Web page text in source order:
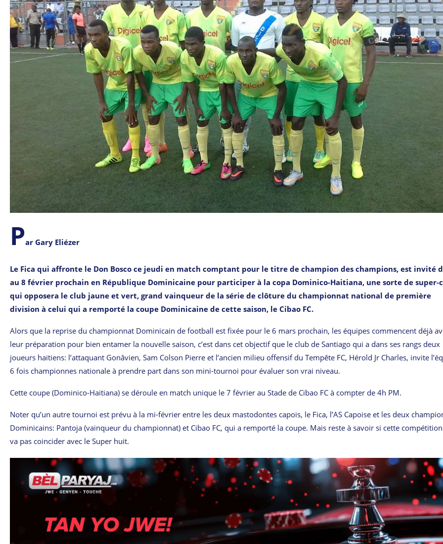
Par Gary Eliézer
Le Fica qui affronte le Don Bosco ce jeudi en match comptant pour le titre de champion des champions, est invité
au 8 février prochain en République Dominicaine pour participer à la copa Dominico-Haitiana, une sorte de super-
qui opposera le club jaune et vert, grand vainqueur de la série de clôture du championnat national de première
division à celui qui a remporté la coupe Dominicaine de cette saison, le Cibao FC.
Alors que la reprise du championnat Dominicain de football est fixée pour le 6 mars prochain, les équipes commencent déjà
leur préparation pour bien entamer la nouvelle saison, c’est dans cet objectif que le club de Santiago qui a dans ses rangs deux
joueurs haïtiens: l’attaquant Gonâvien, Sam Colson Pierre et l’ancien milieu offensif du Tempête FC, Hérold Jr Charles, invite
6 fois championnes nationale à prendre part dans son mini-tournoi pour évaluer son vrai niveau.
Cette coupe (Dominico-Haitiana) se déroule en match unique le 7 février au Stade de Cibao FC à compter de 4h PM.
Noter qu’un autre tournoi est prévu à la mi-février entre les deux mastodontes capois, le Fica, l’AS Capoise et les deux
Dominicains: Pantoja (vainqueur du championnat) et Cibao FC, qui a remporté la coupe. Mais reste à savoir si cette
va pas coincider avec le Super huit.